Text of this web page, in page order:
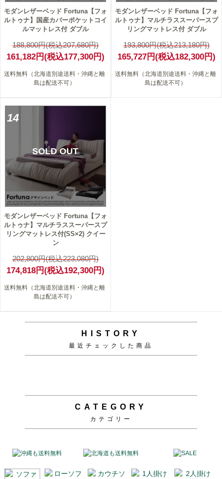
モダンレザーベッド Fortuna【フォ
ルトゥナ】国産カバーポケットコイ
ルマットレス付 ダブル
188,800円(税込207,680円)
161,182円(税込177,300円)
送料無料（北海道別途送料・沖縄と離
島は配送不可）
モダンレザーベッド Fortuna【フォ
ルトゥナ】マルチラススーパースプ
リングマットレス付 ダブル
193,800円(税込213,180円)
165,727円(税込182,300円)
送料無料（北海道別途送料・沖縄と離
島は配送不可）
14
SOLD OUT
モダンレザーベッド Fortuna【フォ
ルトゥナ】マルチラススーパースプ
リングマットレス付(SS×2) クイー
ン
202,800円(税込223,080円)
174,818円(税込192,300円)
送料無料（北海道別途送料・沖縄と離
島は配送不可）
HISTORY
最近チェックした商品
CATEGORY
カテゴリー